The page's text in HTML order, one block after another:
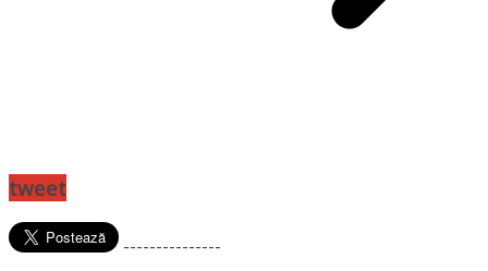
tweet
---------------